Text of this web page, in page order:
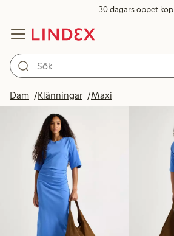
30 dagars öppet köp
Dam Klänningar Maxi